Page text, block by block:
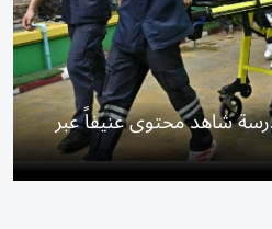
شاهد محتوى عنيفاً عبر